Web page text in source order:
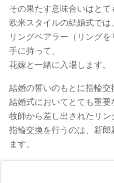
その果たす意味合いはとて
欧米スタイルの結婚式では、
リングベアラー（リング
手に持って、
花嫁と一緒に入場します。
結婚の誓いのもとに指輪交
結婚式においてとても重要
牧師から差し出されたリン
指輪交換を行うのは、新
ます。